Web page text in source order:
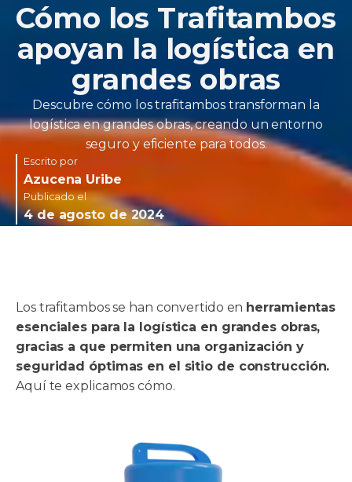
Cómo los Trafitambos
apoyan la logística en
grandes obras
Descubre cómo los trafitambos transforman la
logística en grandes obras, creando un entorno
seguro y eficiente para todos.
Escrito por
Azucena Uribe
Publicado el
4 de agosto de 2024
Los trafitambos se han convertido en herramientas
esenciales para la logística en grandes obras,
gracias a que permiten una organización y
seguridad óptimas en el sitio de construcción.
Aquí te explicamos cómo.